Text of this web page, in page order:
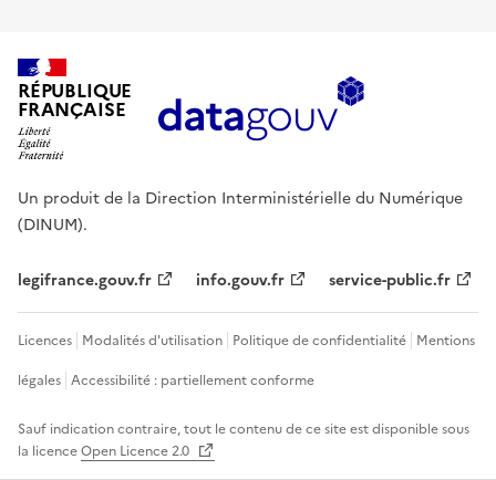
RÉPUBLIQUE
FRANÇAISE
Un produit de la Direction Interministérielle du Numérique
(DINUM).
legifrance.gouv.fr info.gouv.fr service-public.fr
Licences Modalités d'utilisation Politique de confidentialité Mentions
légales Accessibilité : partiellement conforme
Sauf indication contraire, tout le contenu de ce site est disponible sous
la licenceOpen Licence 2.0